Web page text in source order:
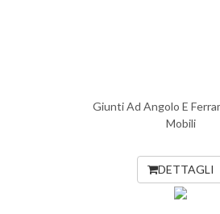
Giunti Ad Angolo E
Mobili
DETTAGLI